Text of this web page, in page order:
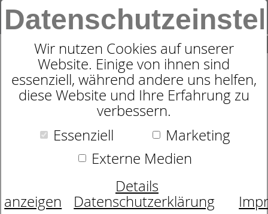
Wir nutzen Cookies auf unserer
Website. Einige von ihnen sind
essenziell, während andere uns helfen,
diese Website und Ihre Erfahrung zu
verbessern.
Essenziell
Marketing
Externe Medien
Details
anzeigen
Datenschutzerklärung
SUCHE
0
ZIERKISSEN WILDFLOWER AND
BUTTERFLY, 40X40CM, MIT
INLETT